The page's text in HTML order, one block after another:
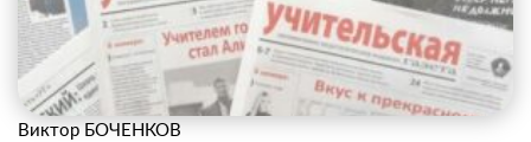
Виктор БОЧЕНКОВ